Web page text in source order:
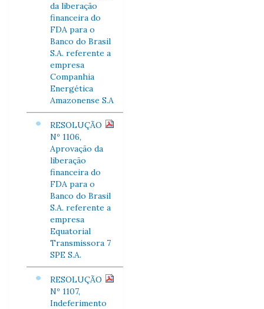
da liberação
financeira do
FDA para o
Banco do Brasil
S.A. referente a
empresa
Companhia
Energética
Amazonense S.A
RESOLUÇÃO
Nº 1106,
Aprovação da
liberação
financeira do
FDA para o
Banco do Brasil
S.A. referente a
empresa
Equatorial
Transmissora 7
SPE S.A.
RESOLUÇÃO
Nº 1107,
Indeferimento